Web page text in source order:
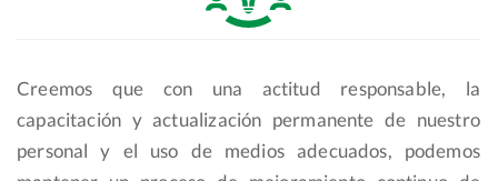
Creemos que con una actitud responsable, la
capacitación y actualización permanente de nuestro
personal y el uso de medios adecuados, podemos